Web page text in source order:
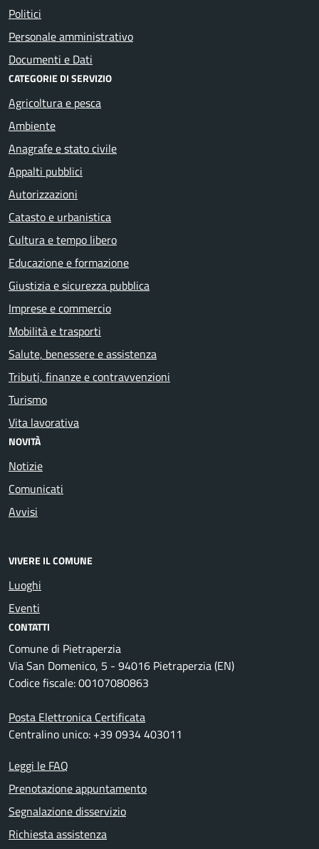
Politici
Personale amministrativo
Documenti e Dati
CATEGORIE DI SERVIZIO
Agricoltura e pesca
Ambiente
Anagrafe e stato civile
Appalti pubblici
Autorizzazioni
Catasto e urbanistica
Cultura e tempo libero
Educazione e formazione
Giustizia e sicurezza pubblica
Imprese e commercio
Mobilità e trasporti
Salute, benessere e assistenza
Tributi, finanze e contravvenzioni
Turismo
Vita lavorativa
NOVITÀ
Notizie
Comunicati
Avvisi
VIVERE IL COMUNE
Luoghi
Eventi
CONTATTI
Comune di Pietraperzia
Via San Domenico, 5 - 94016 Pietraperzia (EN)
Codice fiscale: 00107080863
Posta Elettronica Certificata
Centralino unico: +39 0934 403011
Leggi le FAQ
Prenotazione appuntamento
Segnalazione disservizio
Richiesta assistenza